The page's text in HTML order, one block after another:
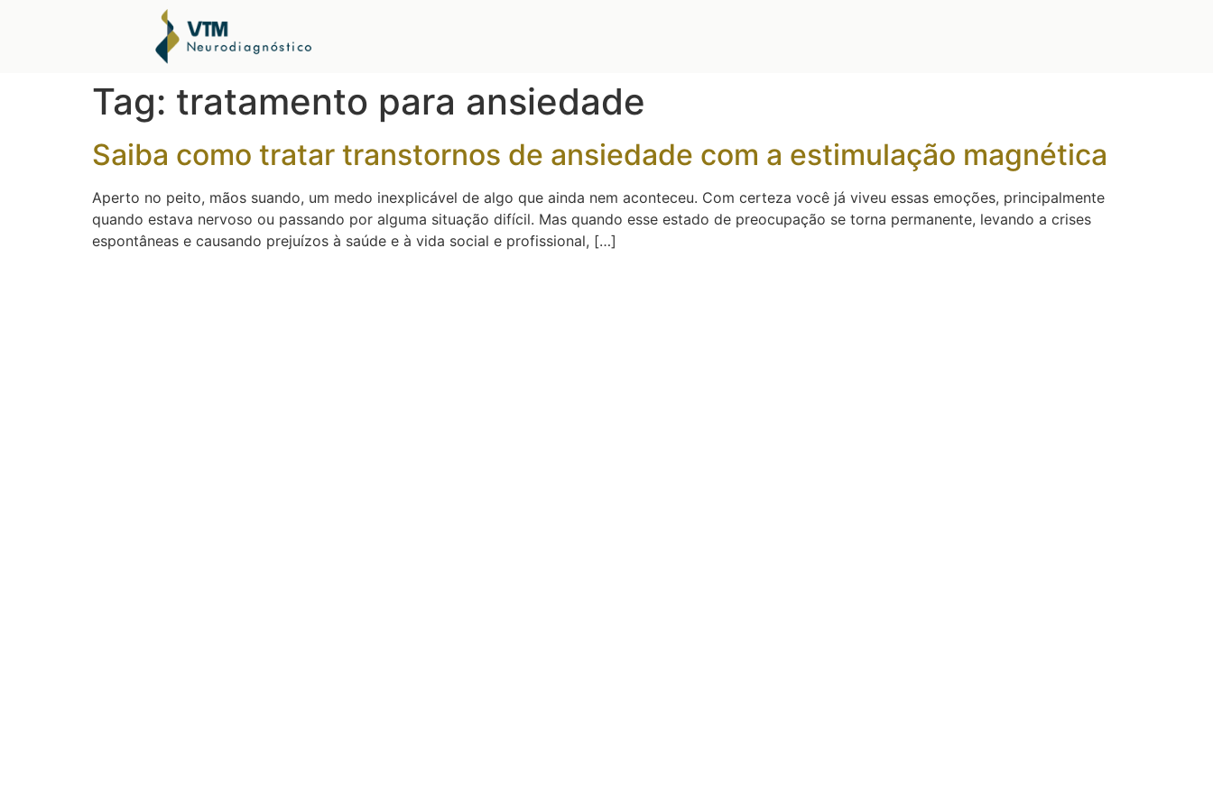
Tag: tratamento para ansiedade
Saiba como tratar transtornos de ansiedade com a estimulação magnética
Aperto no peito, mãos suando, um medo inexplicável de algo que ainda nem aconteceu. Com certeza você já viveu essas emoções, principalmente
quando estava nervoso ou passando por alguma situação difícil. Mas quando esse estado de preocupação se torna permanente, levando a crises
espontâneas e causando prejuízos à saúde e à vida social e profissional, […]